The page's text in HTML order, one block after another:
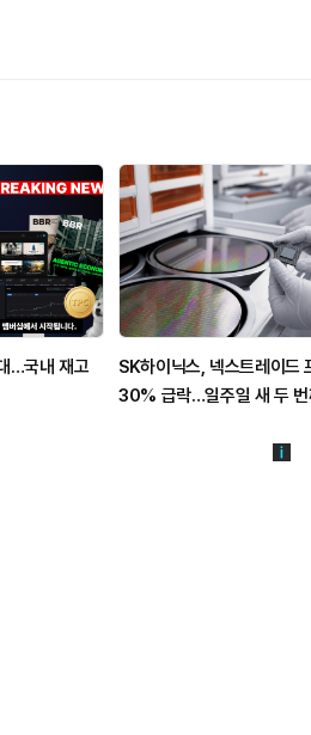
…국내 재고
SK하이닉스, 넥스트레이드
30% 급락…일주일 새 두 번